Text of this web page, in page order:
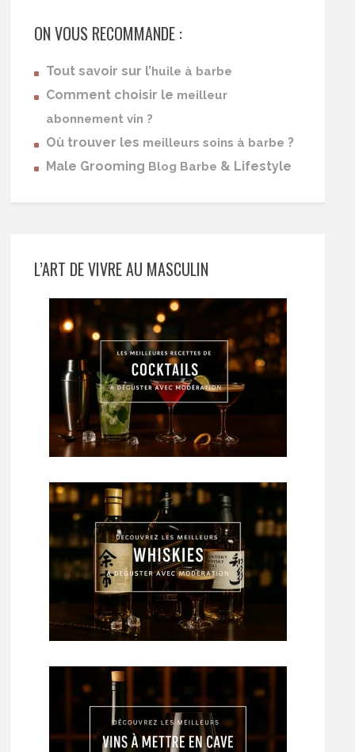
ON VOUS RECOMMANDE :
Tout savoir sur l’ huile à barbe
Comment choisir le meilleur
abonnement vin ?
Où trouver les meilleurs soins à barbe ?
Male Grooming Blog Barbe & Lifestyle
L’ART DE VIVRE AU MASCULIN